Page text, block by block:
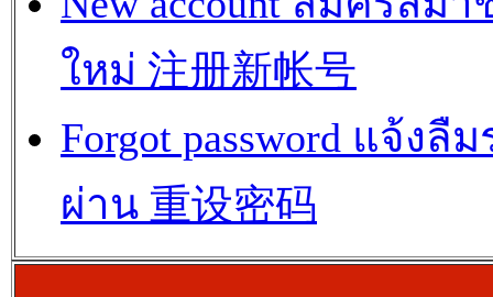
ใหม่ 注册新帐号
Forgot password แจ้งลื
ผ่าน 重设密码